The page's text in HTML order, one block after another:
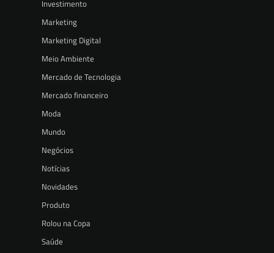
Investimento
Marketing
Marketing Digital
Meio Ambiente
Mercado de Tecnologia
Mercado financeiro
Moda
Mundo
Negócios
Notícias
Novidades
Produto
Rolou na Copa
Saúde